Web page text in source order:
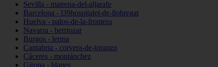
Sevilla - mairena-del-aljarafe
Barcelona - l39hospitalet-de-llobregat
Huelva - palos-de-la-frontera
Navarra - berriozar
Burgos - lerma
Cantabria - corvera-de-toranzo
Cáceres - montánchez
Girona - blanes